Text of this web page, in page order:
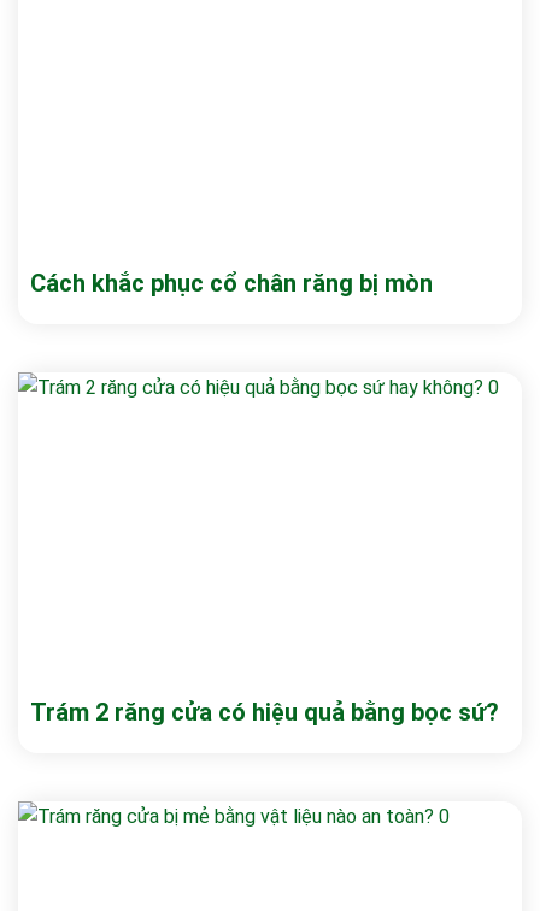
Cách khắc phục cổ chân răng bị mòn
Trám 2 răng cửa có hiệu quả bằng bọc sứ?